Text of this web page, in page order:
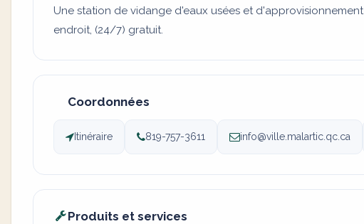
Une station de vidange d'eaux usées et
endroit, (24/7) gratuit.
Coordonnées
Itinéraire 819-757-3611 info@ville.malartic.qc.ca
Produits et services